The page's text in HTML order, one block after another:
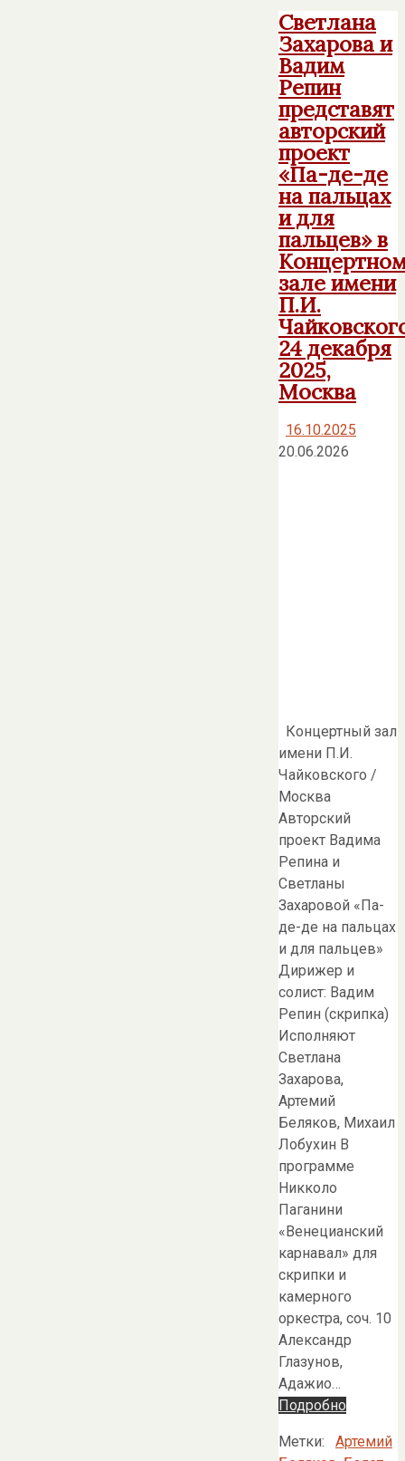
Светлана
Захарова и
Вадим
Репин
представят
авторский
проект
«Па-де-де
на пальцах
и для
пальцев» в
зале имени
П.И.
24 декабря
2025,
Москва
16.10.2025
20.06.2026
Концертный зал
имени П.И.
Чайковского /
Москва
Авторский
проект Вадима
Репина и
Светланы
Захаровой «Па-
де-де на пальцах
и для пальцев»
Дирижер и
солист: Вадим
Репин (скрипка)
Исполняют
Светлана
Захарова,
Артемий
Беляков, Михаил
Лобухин В
программе
Никколо
Паганини
«Венецианский
карнавал» для
скрипки и
камерного
оркестра, соч. 10
Александр
Глазунов,
Адажио…
Подробно
Метки:
Артемий